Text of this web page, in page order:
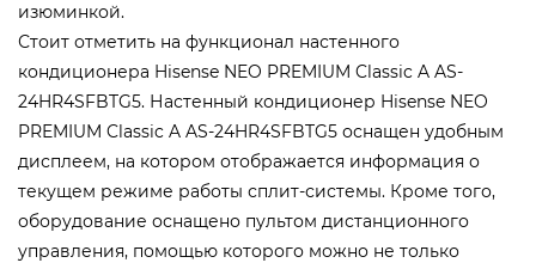
изюминкой.
Стоит отметить на функционал настенного
кондиционера Hisense NEO PREMIUM Classic A AS-
24HR4SFBTG5. Настенный кондиционер Hisense NEO
PREMIUM Classic A AS-24HR4SFBTG5 оснащен удобным
дисплеем, на котором отображается информация о
текущем режиме работы сплит-системы. Кроме того,
оборудование оснащено пультом дистанционного
управления, помощью которого можно не только